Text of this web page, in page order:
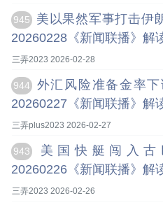
945
美以果然军事打击伊
20260228《新闻联播》解
三弄2023 2026-02-28
944
外汇风险准备金率下
20260227《新闻联播》解
三弄plus2023 2026-02-27
943
美国快艇闯入古
20260226《新闻联播》解
三弄2023 2026-02-26